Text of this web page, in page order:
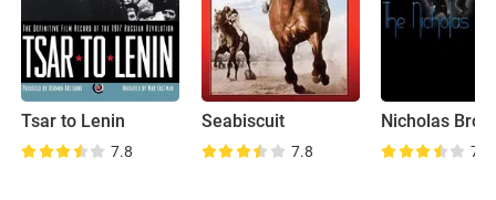
Tsar to Lenin
7.8
Seabiscuit
7.8 7.2